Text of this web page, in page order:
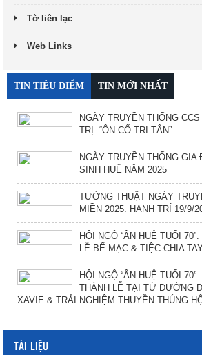
Tờ liên lạc
Web Links
TIN TIÊU ĐIỂM TIN MỚI NHẤT
NGÀY TRUYỀN THỐNG
TRỊ. “ÔN CỐ TRI TÂN”
NGÀY TRUYỀN THỐNG GIA
SINH HUẾ NĂM 2025
TƯỜNG THUẬT NGÀY
MIỀN 2025. HẠNH TRÍ 19/9/
HỘI NGỘ “ÂN HUỆ TUỔI
LỄ BẾ MẠC & TIỆC CHIA
HỘI NGỘ “ÂN HUỆ TUỔI
THÁNH LỄ TẠI TỪ ĐƯỜNG
XAVIE & TRẢI NGHIỆM THUYỀN THÚNG
TÀI LIỆU